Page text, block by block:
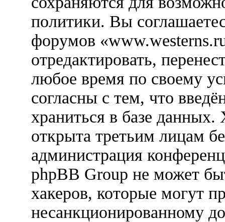
политики. Вы
форумов
отредактировать,
любое время по своему
согласны с тем, что
храниться в базе
открыта третьим лицам
администрация
phpBB Group не может
хакеров, которые могут
несанкционированному